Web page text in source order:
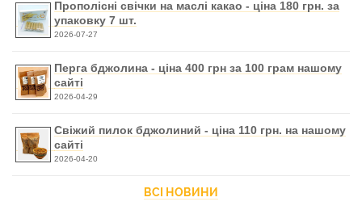
Прополісні свічки на маслі какао - ціна 180 грн. за
упаковку 7 шт.
2026-07-27
Перга бджолина - ціна 400 грн за 100 грам нашому
сайті
2026-04-29
Свіжий пилок бджолиний - ціна 110 грн. на нашому
сайті
2026-04-20
ВСІ НОВИНИ